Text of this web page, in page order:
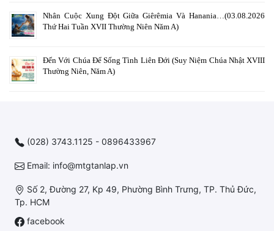
Nhân Cuộc Xung Đột Giữa Giêrêmia Và Hanania…(03.08.2026
Thứ Hai Tuần XVII Thường Niên Năm A)
Đến Với Chúa Để Sống Tình Liên Đới (Suy Niệm Chúa Nhật XVIII
Thường Niên, Năm A)
(028) 3743.1125 - 0896433967
Email: info@mtgtanlap.vn
Số 2, Đường 27, Kp 49, Phường Bình Trưng, TP. Thủ Đức,
Tp. HCM
facebook